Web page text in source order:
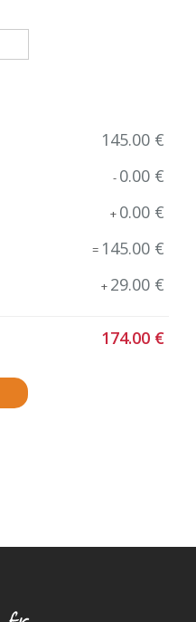
145.00 €
- 0.00 €
+ 0.00 €
= 145.00 €
+ 29.00 €
174.00 €